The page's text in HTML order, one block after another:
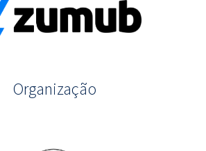
Organização